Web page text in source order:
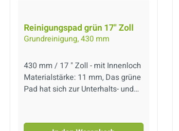
Reinigungspad grün 17" Zoll
Grundreinigung, 430 mm
430 mm / 17 " Zoll - mit Innenloch
Materialstärke: 11 mm, Das grüne
Pad hat sich zur Unterhalts- und
bewährt. Es entfernt hartnäckige